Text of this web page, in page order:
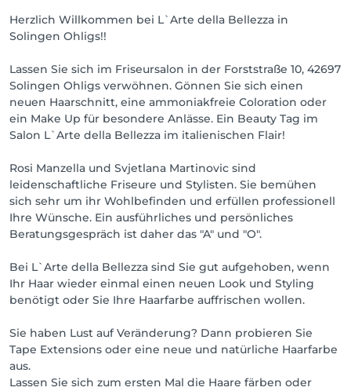
Herzlich Willkommen bei L`Arte della Bellezza in
Solingen Ohligs!!
Lassen Sie sich im Friseursalon in der Forststraße 10, 42697
Solingen Ohligs verwöhnen. Gönnen Sie sich einen
neuen Haarschnitt, eine ammoniakfreie Coloration oder
ein Make Up für besondere Anlässe. Ein Beauty Tag im
Salon L`Arte della Bellezza im italienischen Flair!
Rosi Manzella und Svjetlana Martinovic sind
leidenschaftliche Friseure und Stylisten. Sie bemühen
sich sehr um ihr Wohlbefinden und erfüllen professionell
Ihre Wünsche. Ein ausführliches und persönliches
Beratungsgespräch ist daher das "A" und "O".
Bei L`Arte della Bellezza sind Sie gut aufgehoben, wenn
Ihr Haar wieder einmal einen neuen Look und Styling
benötigt oder Sie Ihre Haarfarbe auffrischen wollen.
Sie haben Lust auf Veränderung? Dann probieren Sie
Tape Extensions oder eine neue und natürliche Haarfarbe
aus.
Lassen Sie sich zum ersten Mal die Haare färben oder